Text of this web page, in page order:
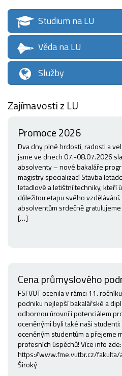
Studium na LU
Věda na LU
Služby
Zajímavosti z LU
Promoce 2026
Dva dny plné hrdosti, radosti a
jsme ve dnech 07.-08.07.2026
absolventy – nové bakaláře
magistry specializací Stavba
letadlové a letištní techniky, kteří
důležitou etapu svého
absolventům srdečně
[…]
Cena průmyslového
FSI VUT ocenila v rámci 11.
podniku nejlepší bakalářské a
odbornou úrovní i potenciálem
oceněnými byli také naši
oceněným studentům a přejeme
profesních úspěchů! Více info zde:
https://www.fme.vutbr.cz/
Široký